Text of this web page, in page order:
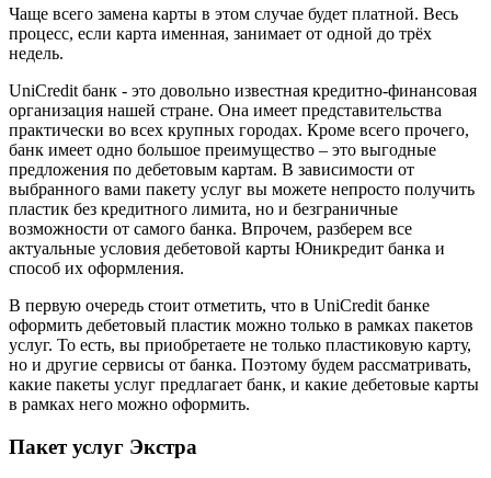
Чаще всего замена карты в этом случае будет платной. Весь
процесс, если карта именная, занимает от одной до трёх
недель.
UniCredit банк - это довольно известная кредитно-финансовая
организация нашей стране. Она имеет представительства
практически во всех крупных городах. Кроме всего прочего,
банк имеет одно большое преимущество – это выгодные
предложения по дебетовым картам. В зависимости от
выбранного вами пакету услуг вы можете непросто получить
пластик без кредитного лимита, но и безграничные
возможности от самого банка. Впрочем, разберем все
актуальные условия дебетовой карты Юникредит банка и
способ их оформления.
В первую очередь стоит отметить, что в UniCredit банке
оформить дебетовый пластик можно только в рамках пакетов
услуг. То есть, вы приобретаете не только пластиковую карту,
но и другие сервисы от банка. Поэтому будем рассматривать,
какие пакеты услуг предлагает банк, и какие дебетовые карты
в рамках него можно оформить.
Пакет услуг Экстра